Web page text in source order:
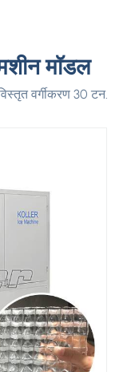
मॉडल
वर्गीकरण 30 टन.